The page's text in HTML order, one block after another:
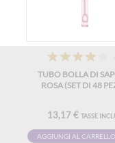
TUBO BOLLA DI
ROSA (SET DI 48
13,17 € TASSE
AGGIUNGI AL CARRELLO